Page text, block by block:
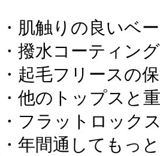
・肌触りの良いベ
・撥水コーティング
・起毛フリースの
・他のトップスと
・フラットロック
・年間通してもっ